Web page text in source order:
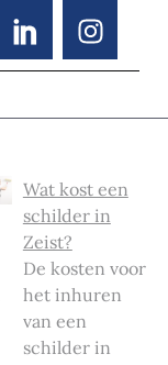
Wat kost een
schilder in
Zeist?
De kosten voor
het inhuren
van een
schilder in